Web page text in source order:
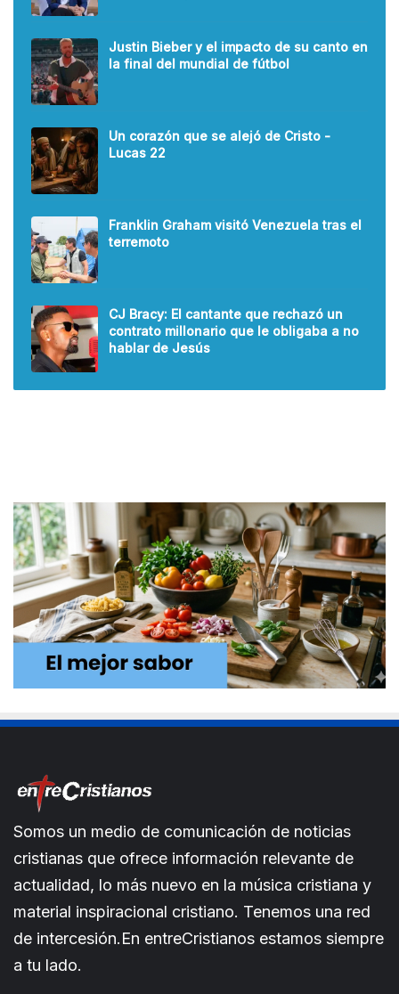
Justin Bieber y el impacto de su canto en
la final del mundial de fútbol
Un corazón que se alejó de Cristo -
Lucas 22
Franklin Graham visitó Venezuela tras el
terremoto
CJ Bracy: El cantante que rechazó un
contrato millonario que le obligaba a no
hablar de Jesús
Somos un medio de comunicación de noticias
cristianas que ofrece información relevante de
actualidad, lo más nuevo en la música cristiana y
material inspiracional cristiano. Tenemos una red
de intercesión.En entreCristianos estamos siempre
a tu lado.